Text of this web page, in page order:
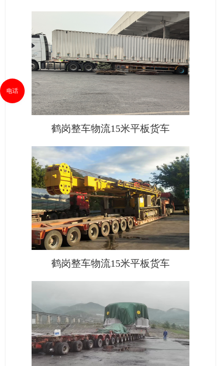
鹤岗整车物流15米平板货车
鹤岗整车物流15米平板货车
电话